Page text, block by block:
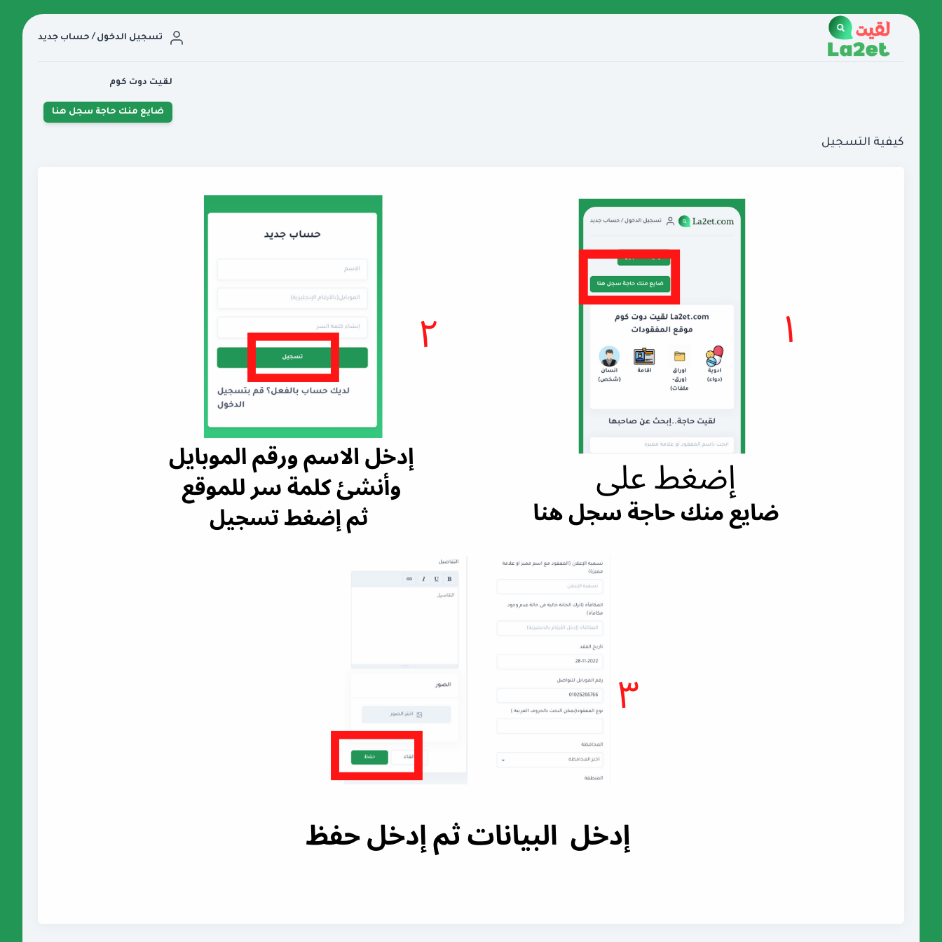
تسجيل الدخول / حساب جديد
لقيت دوت كوم
ضايع منك حاجة سجل هنا
كيفية التسجيل